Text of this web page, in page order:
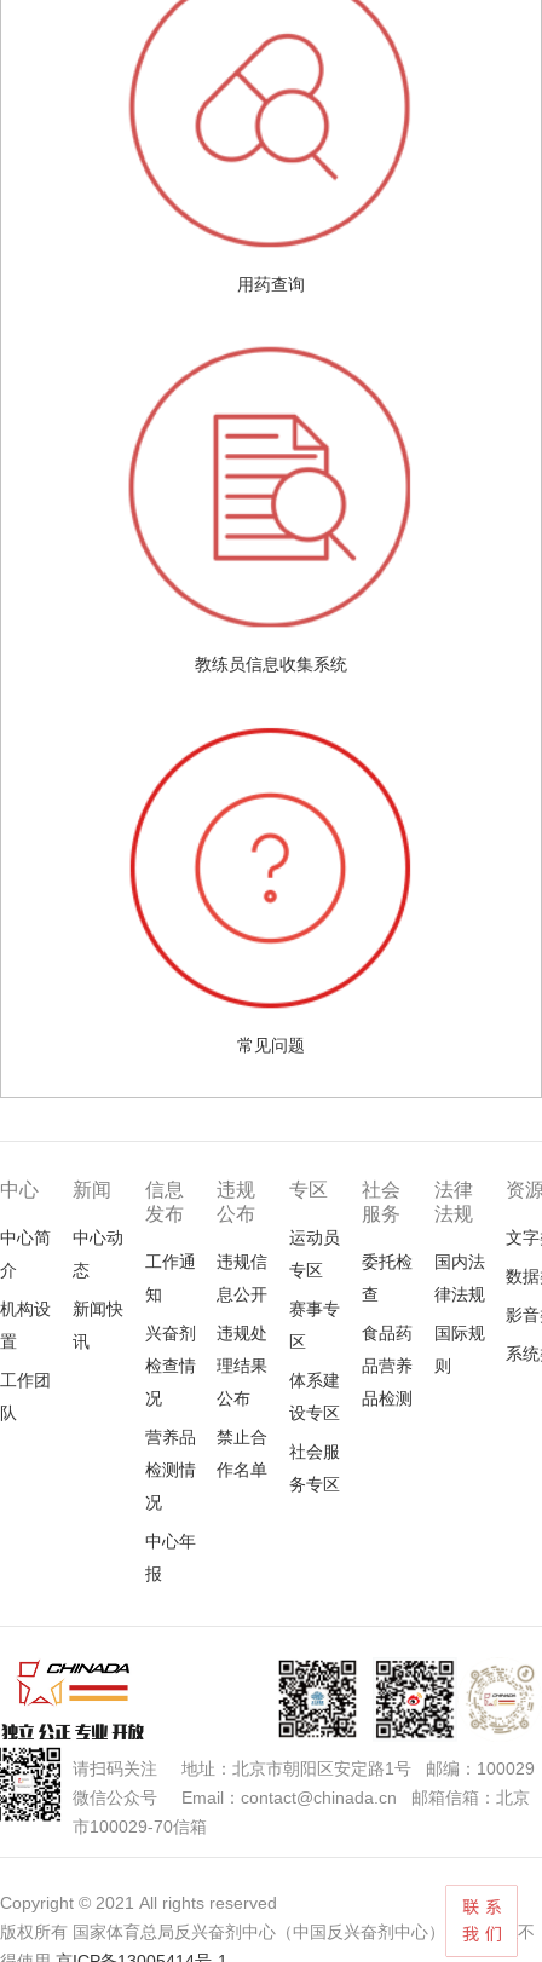
用药查询
教练员信息收集系统
常见问题
中心
中心简
介
机构设
置
工作团
队
新闻
中心动
态
新闻快
讯
信息
发布
工作通
知
兴奋剂
检查情
况
营养品
检测情
况
中心年
报
违规
公布
违规信
息公开
违规处
理结果
公布
禁止合
作名单
专区
运动员
专区
赛事专
区
体系建
设专区
社会服
务专区
社会
服务
委托检
查
食品药
品营养
品检测
法律
法规
国内法
律法规
国际规
则
资
文
数
影
系
请扫码关注 地址：北京市朝阳区安定路1号 邮编：100029
微信公众号 Email：contact@chinada.cn 邮箱信箱：北京
市100029-70信箱
Copyright © 2021 All rights reserved
版权所有 国家体育总局反兴奋剂中心（中国反兴奋剂中心） 未经授权不